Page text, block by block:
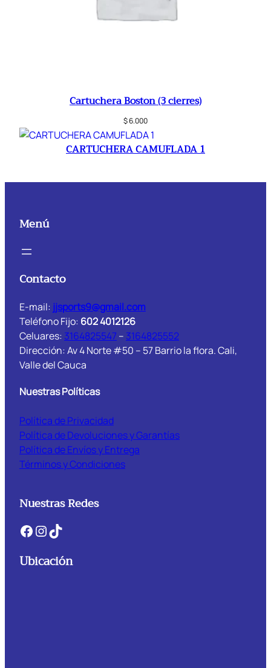
Cartuchera Boston (3 cierres)
$6.000
CARTUCHERA CAMUFLADA 1
Menú
Contacto
E-mail: jjsports9@gmail.com
Teléfono Fijo: 602 4012126
Celuares: 3164825547 – 3164825552
Dirección: Av 4 Norte #50 – 57 Barrio la flora. Cali,
Valle del Cauca
Nuestras Políticas
Política de Privacidad
Política de Devoluciones y Garantías
Política de Envíos y Entrega
Términos y Condiciones
Nuestras Redes
Facebook InstagramTikTok
Ubicación